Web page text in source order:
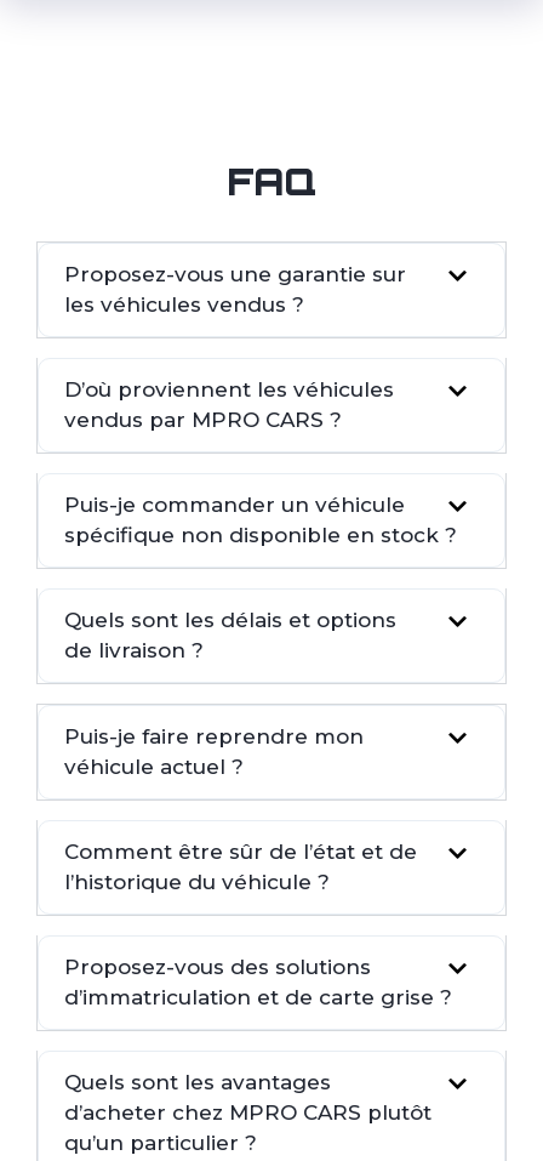
FAQ
Proposez-vous une garantie sur
les véhicules vendus ?
D’où proviennent les véhicules
vendus par MPRO CARS ?
Puis-je commander un véhicule
spécifique non disponible en stock ?
Quels sont les délais et options
de livraison ?
Puis-je faire reprendre mon
véhicule actuel ?
Comment être sûr de l’état et de
l’historique du véhicule ?
Proposez-vous des solutions
d’immatriculation et de carte grise ?
Quels sont les avantages
d’acheter chez MPRO CARS plutôt
qu’un particulier ?